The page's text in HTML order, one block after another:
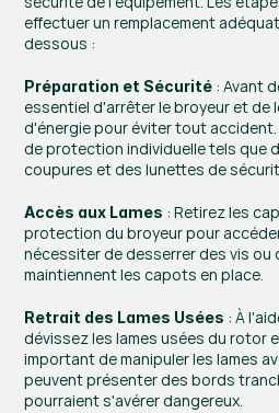
effectuer un remplacement
dessous :
Préparation et Sécurité : Avant
essentiel d'arrêter le broyeur et de
d'énergie pour éviter tout
de protection individuelle tels que
coupures et des lunettes de
Accès aux Lames : Retirez les
protection du broyeur pour
nécessiter de desserrer des vis ou
maintiennent les capots en place.
Retrait des Lames Usées : À
dévissez les lames usées du rotor
important de manipuler les lames
peuvent présenter des bords
pourraient s'avérer dangereux.